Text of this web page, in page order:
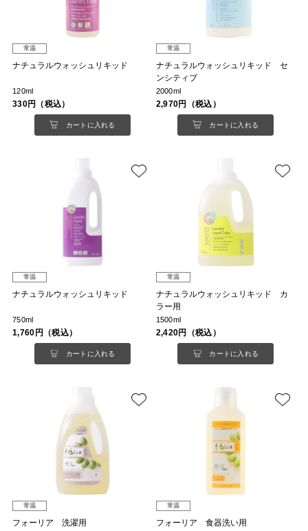
常温
ナチュラルウォッシュリキッド
120ml
330円（税込）
カートに入れる
常温
ナチュラルウォッシュリキッド セ
ンシティブ
2000ml
2,970円（税込）
カートに入れる
常温
ナチュラルウォッシュリキッド
750ml
1,760円（税込）
カートに入れる
常温
ナチュラルウォッシュリキッド カ
ラー用
1500ml
2,420円（税込）
カートに入れる
常温
フォーリア 洗濯用
常温
フォーリア 食器洗い用